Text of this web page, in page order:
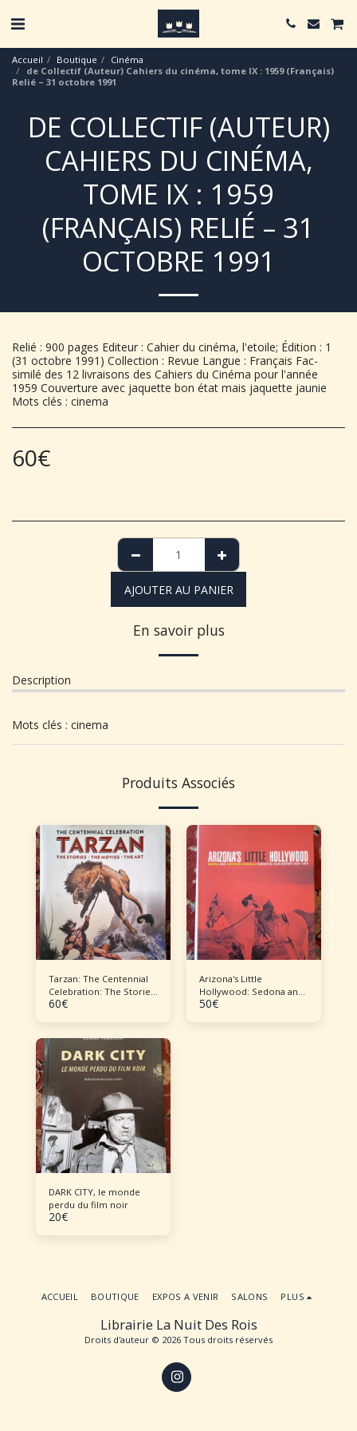
Accueil Boutique
Cinéma
de Collectif (Auteur) Cahiers du cinéma, tome IX : 1959 (Français)
Relié – 31 octobre 1991
DE COLLECTIF (AUTEUR)
CAHIERS DU CINÉMA,
TOME IX : 1959
(FRANÇAIS) RELIÉ – 31
OCTOBRE 1991
Relié : 900 pages Editeur : Cahier du cinéma, l'etoile; Édition : 1
(31 octobre 1991) Collection : Revue Langue : Français Fac-
similé des 12 livraisons des Cahiers du Cinéma pour l'année
1959 Couverture avec jaquette bon état mais jaquette jaunie
Mots clés : cinema
60€
AJOUTER AU PANIER
En savoir plus
Description
Mots clés : cinema
Produits Associés
Tarzan: The Centennial
Celebration: The Stories,
the Movies, the Art -
60€
Arizona's Little
Hollywood: Sedona and
Northern Arizona's
50€
DARK CITY, le monde
perdu du film noir
20€
Librairie La Nuit Des Rois
Droits d'auteur © 2026 Tous droits réservés
ACCUEIL BOUTIQUE EXPOS A VENIR SALONS PLUS